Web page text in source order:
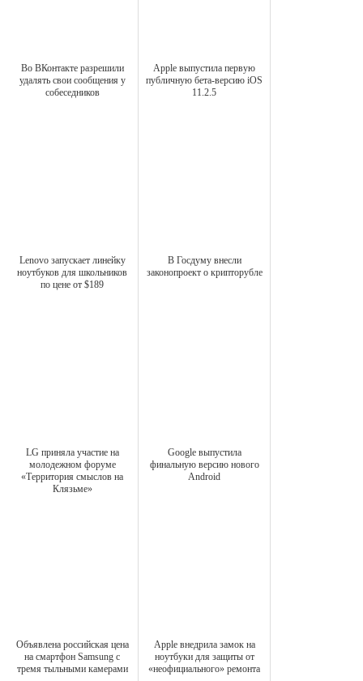
Во ВКонтакте разрешили
удалять свои сообщения у
собеседников
Apple выпустила первую
публичную бета-версию iOS
11.2.5
Lenovo запускает линейку
ноутбуков для школьников
по цене от $189
В Госдуму внесли
законопроект о крипторубле
LG приняла участие на
молодежном форуме
«Территория смыслов на
Клязьме»
Google выпустила
финальную версию нового
Android
Объявлена российская цена
на смартфон Samsung с
тремя тыльными камерами
Apple внедрила замок на
ноутбуки для защиты от
«неофициального» ремонта